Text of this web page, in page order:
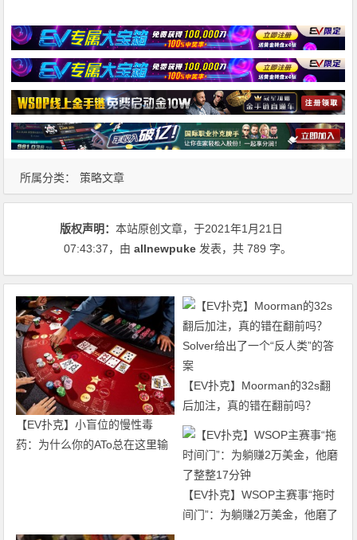
所属分类： 策略文章
版权声明：本站原创文章，于2021年1月21日
07:43:37，由allnewpuke 发表，共 789 字。
【EV扑克】小盲位的慢性毒
药：为什么你的ATo总在这里输
【EV扑克】Moorman的32s翻
后加注，真的错在翻前吗？
Solver给出了一个“反人类”的答
【EV扑克】WSOP主赛事“拖时
间门”：为躺赚2万美金，他磨了